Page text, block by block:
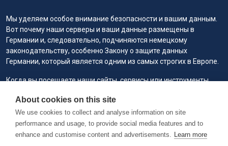
Мы уделяем особое внимание безопасности и вашим данным.
Вот почему наши серверы и ваши данные размещены в
Германии и, следовательно, подчиняются немецкому
законодательству, особенно Закону о защите данных
Германии, который является одним из самых строгих в Европе.
Когда вы посещаете наши сайты, сервисы или инструменты
поставщики услуг можем использовать файлы cookie для
хранения информации, чтобы вам было удобнее, быстрее и
безопаснее, а также в маркетинговых целях.
Copyright © 2026 RAILVIS. All rights reserved. Version 0.1.2 @
About cookies on this site
We use cookies to collect and analyse information on site
performance and usage, to provide social media features and to
enhance and customise content and advertisements. Learn more